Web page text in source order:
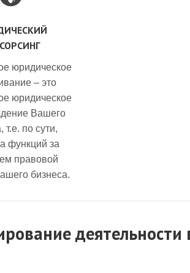
юридическое
– это
юридическое
Вашего
т.е. по сути,
функций за
правовой
бизнеса.